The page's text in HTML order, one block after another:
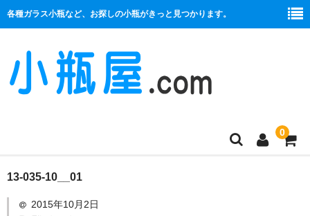
各種ガラス小瓶など、お探しの小瓶がきっと見つかります。
0
商品一覧
絞り口
13-035-10__01
2015年10月2日